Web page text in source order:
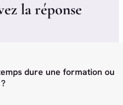
ez laréponse
dure une formation ou